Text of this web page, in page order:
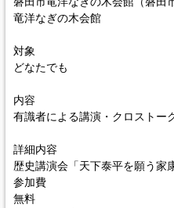
竜洋なぎの木会館
対象
どなたでも
内容
有識者による講演・クロストー
詳細内容
歴史講演会「天下泰平を願う家
参加費
無料